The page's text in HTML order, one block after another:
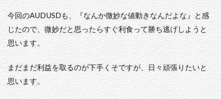
今回のAUDUSDも、『なんか微妙な値動きなんだよな』と感
じたので、微妙だと思ったらすぐ利食って勝ち逃げしようと
思います。
まだまだ利益を取るのが下手くそですが、日々頑張りたいと
思います。